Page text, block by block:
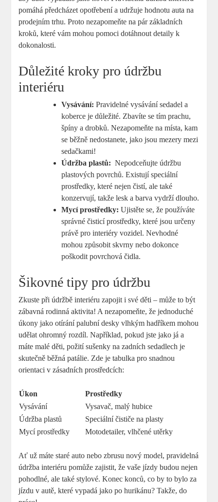
pomáhá předcházet opotřebení a udržuje hodnotu auta na
prodejním trhu. Proto⁢ nezapomeňte na pár základních
kroků, které vám mohou​ pomoci dotáhnout detaily k
dokonalosti.
Důležité ⁢kroky pro údržbu
interiéru
Vysávání: Pravidelné vysávání sedadel a
koberce je​ důležité. Zbavíte se tím prachu,
špíny a‍ drobků. Nezapomeňte na místa, kam
se běžně nedostanete, jako jsou mezery mezi
sedačkami!
Údržba plastů: ​ Nepodceňujte údržbu
plastových povrchů. Existují speciální
prostředky, ⁤které nejen⁢ čistí, ale také
konzervují, takže lesk a barva vydrží dlouho.
Mycí prostředky: Ujistěte se, že používáte
správné čisticí prostředky, které jsou určeny
právě pro interiéry vozidel. Nevhodné
mohou způsobit skvrny nebo dokonce
poškodit povrchová čidla.
Šikovné tipy pro údržbu
Zkuste při údržbě interiéru zapojit i své děti – může to být
zábavná rodinná aktivita! A⁢ nezapomeňte, že jednoduché
úkony jako ‍otírání palubní desky vlhkým hadříkem mohou
udělat ohromný rozdíl.⁤ Například, pokud jste jako já a
máte malé děti, požití sušenky na zadních sedadlech je
skutečně běžná patálie. Zde je tabulka pro snadnou
orientaci v zásadních prostředcích:
Úkon
Prostředky
Vysávání
Vysavač, malý hubice
Údržba plastů
Speciální čističe na plasty
Mycí prostředky
Motodetailer, vlhčené ⁤utěrky
Ať už máte staré auto nebo zbrusu ⁣nový model,⁣ pravidelná
údržba interiéru​ pomůže zajistit, že vaše ⁤jízdy budou nejen
pohodlné, ale také stylové. Konec konců, co‍ by to bylo za
jízdu v autě, které vypadá jako po hurikánu? Takže, do